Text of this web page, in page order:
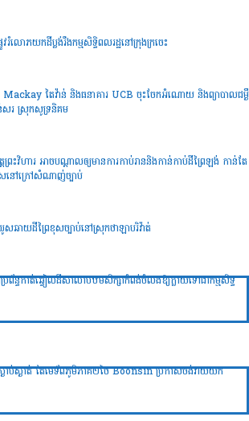
វរំលោភយកដីប្លង់រឹងកម្មសិទ្ធិពលរដ្ឋនៅក្រុងក្រចេះ
េទ្យ Mackay តៃវ៉ាន់ និងធនាគារ UCB ចុះចែកអំណោយ និងព្យាបាលជម្ងឺ
សរ ស្រុកសូទ្រនិគម
រះវិហារ អាចបណ្តាលឲ្យមានការកាប់រាននិងកាន់កាប់ដីព្រៃឡង់ កាន់តែ
សនៅក្រៅសំណាញ់ច្បាប់
ឆាយដីព្រៃខុសច្បាប់នៅស្រុកថាឡាបរិវ៉ាត់
ាប្រព័ន្ធកាត់ឆ្វៀលដីសាលាបឋមសិក្សាកំពង់ចំលងឱ្យក្លាយទៅជាកម្មសិទ្ធ
ស្ងាប់ស្ងាត់ តែមេទ័ពភូមិភាគ២ថៃ Boonsin ប្រកាសចង់វាយយក